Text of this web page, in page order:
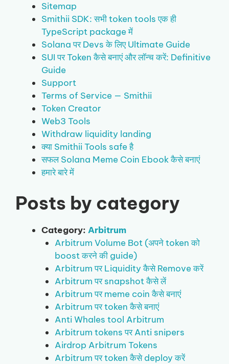
Sitemap
Smithii SDK: सभी token tools एक ही
TypeScript package में
Solana पर Devs के लिए Ultimate Guide
SUI पर Token कैसे बनाएं और लॉन्च करें: Definitive
Guide
Support
Terms of Service — Smithii
Token Creator
Web3 Tools
Withdraw liquidity landing
क्या Smithii Tools safe है
सफल Solana Meme Coin Ebook कैसे बनाएं
हमारे बारे में
Posts by category
Category: Arbitrum
Arbitrum Volume Bot (अपने token को
boost करने की guide)
Arbitrum पर Liquidity कैसे Remove करें
Arbitrum पर snapshot कैसे लें
Arbitrum पर meme coin कैसे बनाएं
Arbitrum पर token कैसे बनाएं
Anti Whales tool Arbitrum
Arbitrum tokens पर Anti snipers
Airdrop Arbitrum Tokens
Arbitrum पर token कैसे deploy करें